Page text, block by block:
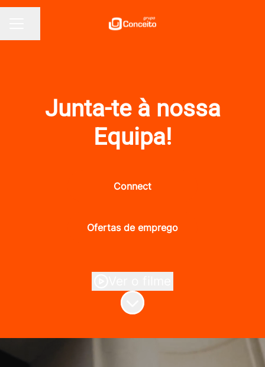
Junta-te à nossa
Equipa!
Connect
Ofertas de emprego
Percorrer para o conteúdo